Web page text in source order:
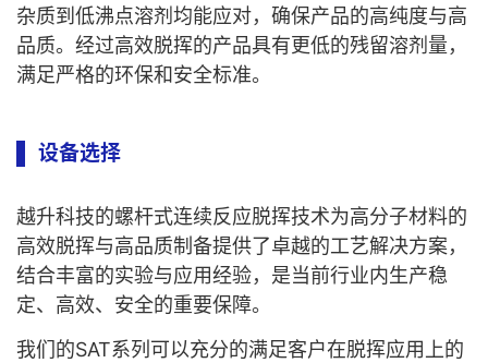
杂质到低沸点溶剂均能应对，确保产品的高纯度与高
品质。经过高效脱挥的产品具有更低的残留溶剂量，
满足严格的环保和安全标准。
设备选择
越升科技的螺杆式连续反应脱挥技术为高分子材料的
高效脱挥与高品质制备提供了卓越的工艺解决方案，
结合丰富的实验与应用经验，是当前行业内生产稳
定、高效、安全的重要保障。
我们的SAT系列可以充分的满足客户在脱挥应用上的